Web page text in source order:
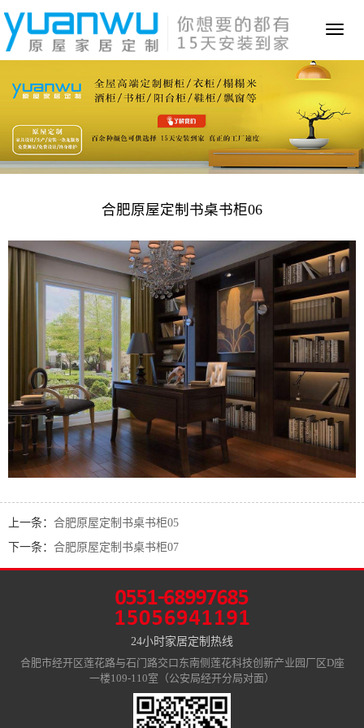
Toggle
合肥原屋定制书桌书柜06
上一条： 合肥原屋定制书桌书柜05
下一条： 合肥原屋定制书桌书柜07
24小时家居定制热线
合肥市经开区莲花路与石门路交口东南侧莲花科技创新产业园厂区D座
一楼109-110室（公安局经开分局对面）